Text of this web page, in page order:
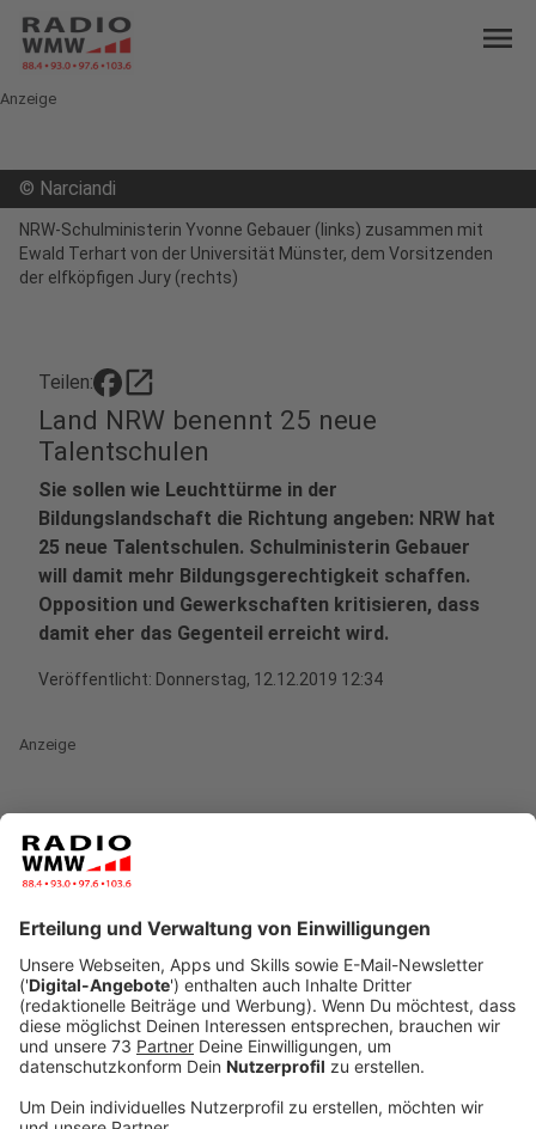
menu
Anzeige
© Narciandi
NRW-Schulministerin Yvonne Gebauer (links) zusammen mit
Ewald Terhart von der Universität Münster, dem Vorsitzenden
der elfköpfigen Jury (rechts)
Teilen: open_in_new
Land NRW benennt 25 neue
Talentschulen
Sie sollen wie Leuchttürme in der
Bildungslandschaft die Richtung angeben: NRW hat
25 neue Talentschulen. Schulministerin Gebauer
will damit mehr Bildungsgerechtigkeit schaffen.
Opposition und Gewerkschaften kritisieren, dass
damit eher das Gegenteil erreicht wird.
Veröffentlicht: Donnerstag, 12.12.2019 12:34
Anzeige
35 Talentschulen gibt es in NRW schon. Sie waren zum
Schuljahresstart 2019/20 an den Start gegangen.
Etwa zwei Drittel der Schulen stehen im Ruhrgebiet.
Sie sind eine Art Experiment mit der Fragestellung:
Lässt sich mit ausreichend Lehrern, ausreichend Geld
und moderner Ausstattung erreichen, dass
Bildungserfolg bei Kindern nicht mehr von der sozialen
Herkunft abhängt? Die Landesregierung hofft, dass
das der Fall ist und betrachtet die Talentschulen als
dazu animieren, genauso gut zu werden.